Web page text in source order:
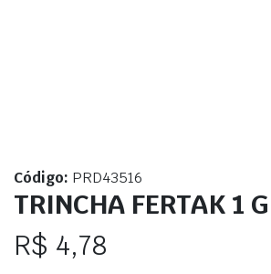
Código: PRD43516
TRINCHA FERTAK
R$ 4,78